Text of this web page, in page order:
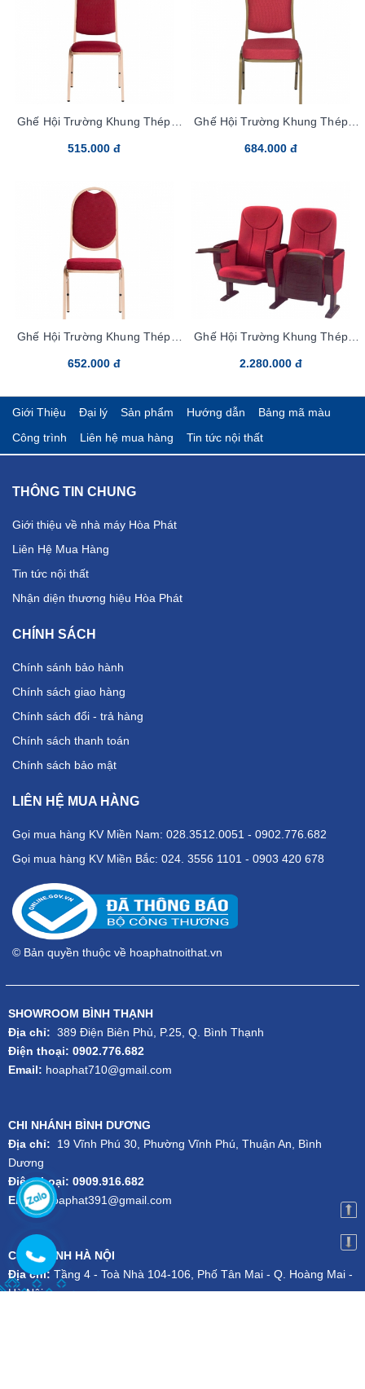
Ghế Hội Trường Khung Thép
515.000 đ
Ghế Hội Trường Khung Thép
684.000 đ
Ghế Hội Trường Khung Thép
652.000 đ
Ghế Hội Trường Khung Thép
2.280.000 đ
Giới Thiệu Đại lý Sản phẩm Hướng dẫn
Bảng mã màu
Công trình
Liên hệ mua hàng Tin tức nội thất
THÔNG TIN CHUNG
Giới thiệu về nhà máy Hòa Phát
Liên Hệ Mua Hàng
Tin tức nội thất
Nhận diện thương hiệu Hòa Phát
CHÍNH SÁCH
Chính sánh bảo hành
Chính sách giao hàng
Chính sách đổi - trả hàng
Chính sách thanh toán
Chính sách bảo mật
LIÊN HỆ MUA HÀNG
Gọi mua hàng KV Miền Nam: 028.3512.0051 - 0902.776.682
Gọi mua hàng KV Miền Bắc: 024. 3556 1101 - 0903 420 678
© Bản quyền thuộc về hoaphatnoithat.vn
SHOWROOM BÌNH THẠNH
Địa chỉ: 389 Điện Biên Phủ, P.25, Q. Bình Thạnh
Điện thoại: 0902.776.682
Email: hoaphat710@gmail.com
CHI NHÁNH BÌNH DƯƠNG
Địa chỉ: 19 Vĩnh Phú 30, Phường Vĩnh Phú, Thuận An, Bình
Dương
Điện thoại: 0909.916.682
Email:hoaphat391@gmail.com
CHI NHÁNH HÀ NỘI
Địa chỉ:Tầng 4 - Toà Nhà 104-106, Phố Tân Mai - Q. Hoàng Mai -
Hà Nội